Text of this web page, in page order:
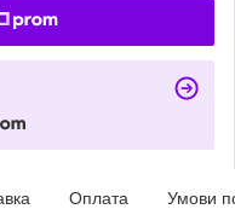
Оплата Умови